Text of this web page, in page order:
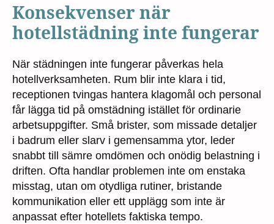
Konsekvenser när
hotellstädning inte fungerar
När städningen inte fungerar påverkas hela
hotellverksamheten. Rum blir inte klara i tid,
receptionen tvingas hantera klagomål och personal
får lägga tid på omstädning istället för ordinarie
arbetsuppgifter. Små brister, som missade detaljer
i badrum eller slarv i gemensamma ytor, leder
snabbt till sämre omdömen och onödig belastning i
driften. Ofta handlar problemen inte om enstaka
misstag, utan om otydliga rutiner, bristande
kommunikation eller ett upplägg som inte är
anpassat efter hotellets faktiska tempo.